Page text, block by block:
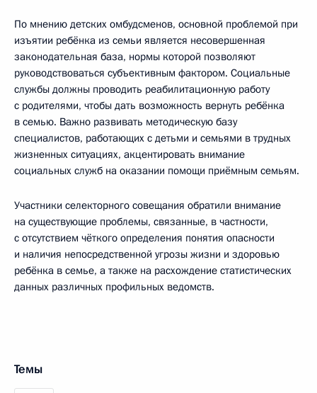
По мнению детских омбудсменов, основной проблемой при
изъятии ребёнка из семьи является несовершенная
законодательная база, нормы которой позволяют
руководствоваться субъективным фактором. Социальные
службы должны проводить реабилитационную работу
с родителями, чтобы дать возможность вернуть ребёнка
в семью. Важно развивать методическую базу
специалистов, работающих с детьми и семьями в трудных
жизненных ситуациях, акцентировать внимание
социальных служб на оказании помощи приёмным семьям.
Участники селекторного совещания обратили внимание
на существующие проблемы, связанные, в частности,
с отсутствием чёткого определения понятия опасности
и наличия непосредственной угрозы жизни и здоровью
ребёнка в семье, а также на расхождение статистических
данных различных профильных ведомств.
Темы